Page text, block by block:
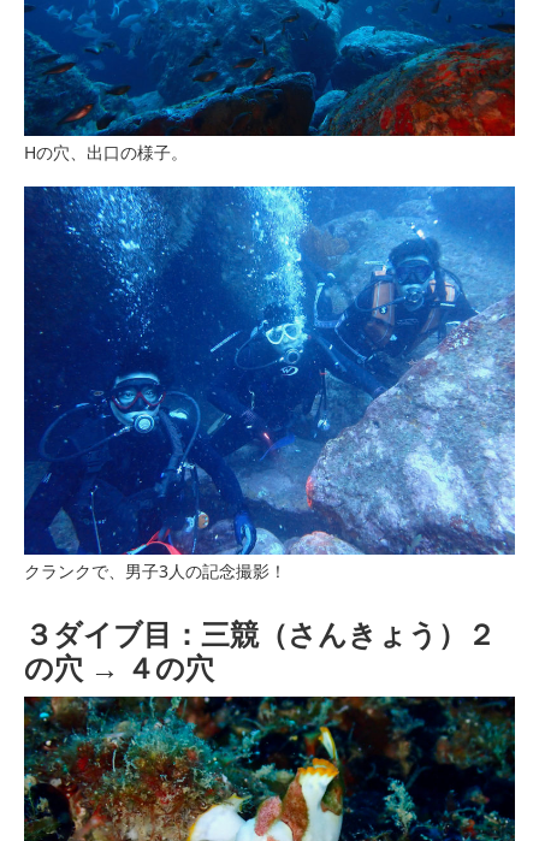
Hの穴、出口の様子。
クランクで、男子3人の記念撮影！
３ダイブ目：三競（さんきょう）２
の穴 → ４の穴